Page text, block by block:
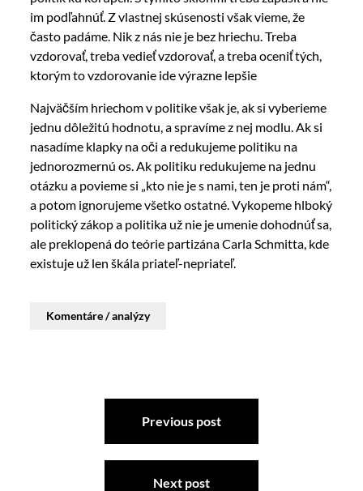
im podľahnúť. Z vlastnej skúsenosti však vieme, že
často padáme. Nik z nás nie je bez hriechu. Treba
vzdorovať, treba vedieť vzdorovať, a treba oceniť tých,
ktorým to vzdorovanie ide výrazne lepšie
Najväčším hriechom v politike však je, ak si vyberieme
jednu dôležitú hodnotu, a spravíme z nej modlu. Ak si
nasadíme klapky na oči a redukujeme politiku na
jednorozmernú os. Ak politiku redukujeme na jednu
otázku a povieme si „kto nie je s nami, ten je proti nám“,
a potom ignorujeme všetko ostatné. Vykopeme hlboký
politický zákop a politika už nie je umenie dohodnúť sa,
ale preklopená do teórie partizána Carla Schmitta, kde
existuje už len škála priateľ-nepriateľ.
Komentáre / analýzy
Previous post
Next post